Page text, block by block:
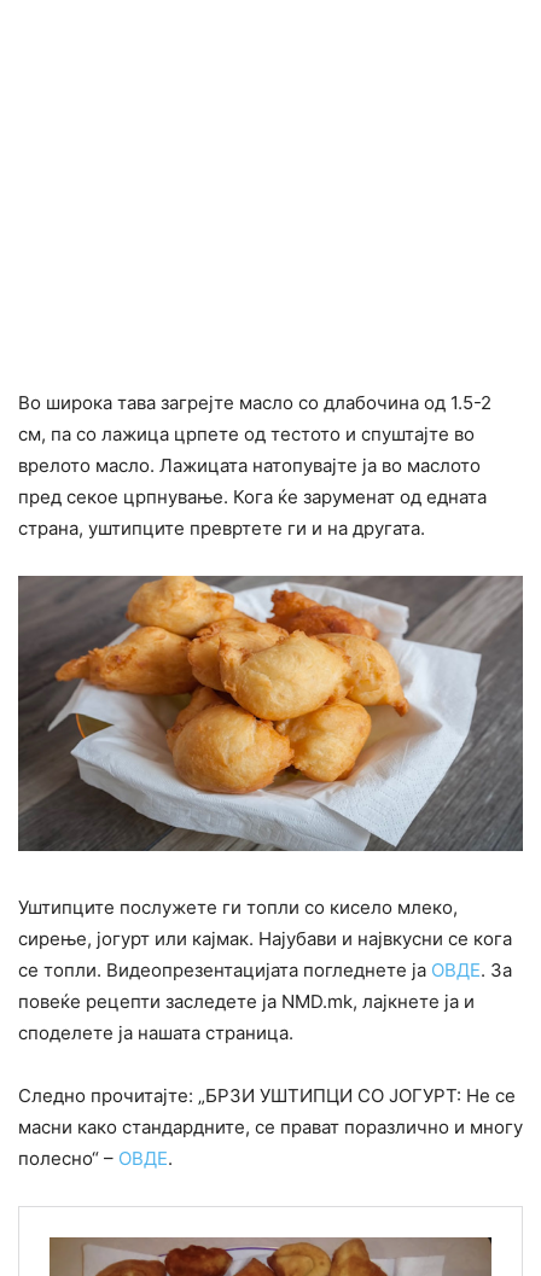
Во широка тава загрејте масло со длабочина од 1.5-2
см, па со лажица црпете од тестото и спуштајте во
врелото масло. Лажицата натопувајте ја во маслото
пред секое црпнување. Кога ќе заруменат од едната
страна, уштипците превртете ги и на другата.
Уштипците послужете ги топли со кисело млеко,
сирење, јогурт или кајмак. Најубави и највкусни се кога
се топли. Видеопрезентацијата погледнете ја ОВДЕ. За
повеќе рецепти заследете ја NMD.mk, лајкнете ја и
споделете ја нашата страница.
Следно прочитајте: „БРЗИ УШТИПЦИ СО ЈОГУРТ: Не се
масни како стандардните, се прават поразлично и многу
полесно“ – ОВДЕ.